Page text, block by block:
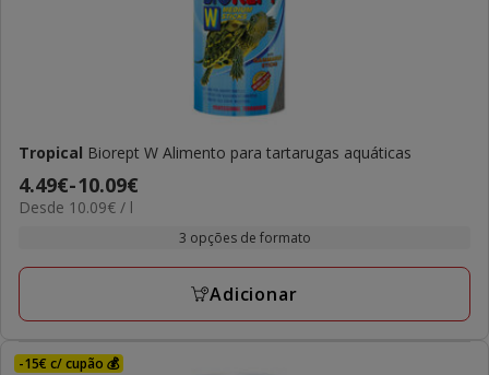
Tropical Biorept W Alimento para tartarugas aquáticas
Preço
de
a
4.49€-10.09€
10.09€
Desde 10.09€ / l
3 opções de formato
Adicionar
-15€ c/ cupão 💰